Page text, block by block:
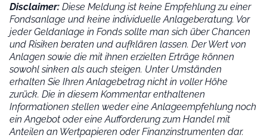
Disclaimer: Diese Meldung ist keine Empfehlung zu einer
Fondsanlage und keine individuelle Anlageberatung. Vor
jeder Geldanlage in Fonds sollte man sich über Chancen
und Risiken beraten und aufklären lassen. Der Wert von
Anlagen sowie die mit ihnen erzielten Erträge können
sowohl sinken als auch steigen. Unter Umständen
erhalten Sie Ihren Anlagebetrag nicht in voller Höhe
zurück. Die in diesem Kommentar enthaltenen
Informationen stellen weder eine Anlageempfehlung noch
ein Angebot oder eine Aufforderung zum Handel mit
Anteilen an Wertpapieren oder Finanzinstrumenten dar.